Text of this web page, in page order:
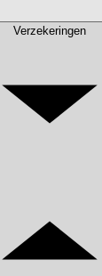
Verzekeringen